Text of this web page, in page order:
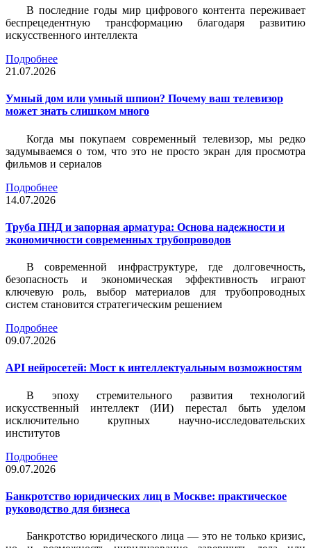
В последние годы мир цифрового контента переживает
беспрецедентную трансформацию благодаря развитию
искусственного интеллекта
Подробнее
21.07.2026
Умный дом или умный шпион? Почему ваш телевизор
может знать слишком много
Когда мы покупаем современный телевизор, мы редко
задумываемся о том, что это не просто экран для просмотра
фильмов и сериалов
Подробнее
14.07.2026
Труба ПНД и запорная арматура: Основа надежности и
экономичности современных трубопроводов
В современной инфраструктуре, где долговечность,
безопасность и экономическая эффективность играют
ключевую роль, выбор материалов для трубопроводных
систем становится стратегическим решением
Подробнее
09.07.2026
API нейросетей: Мост к интеллектуальным возможностям
В эпоху стремительного развития технологий
искусственный интеллект (ИИ) перестал быть уделом
исключительно крупных научно-исследовательских
институтов
Подробнее
09.07.2026
Банкротство юридических лиц в Москве: практическое
руководство для бизнеса
Банкротство юридического лица — это не только кризис,